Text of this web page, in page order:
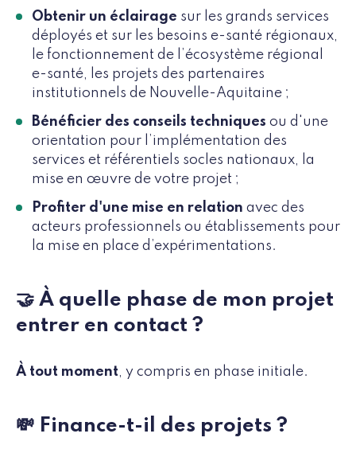
Obtenir un éclairage sur les grands services
déployés et sur les besoins e-santé régionaux,
le fonctionnement de l’écosystème régional
e-santé, les projets des partenaires
institutionnels de Nouvelle-Aquitaine ;
Bénéficier des conseils techniques ou d'une
orientation pour l’implémentation des
services et référentiels socles nationaux, la
mise en œuvre de votre projet ;
Profiter d'une mise en relation avec des
acteurs professionnels ou établissements pour
la mise en place d’expérimentations.
🤝 À quelle phase de mon projet
entrer en contact ?
À tout moment, y compris en phase initiale.
💸 Finance-t-il des projets ?